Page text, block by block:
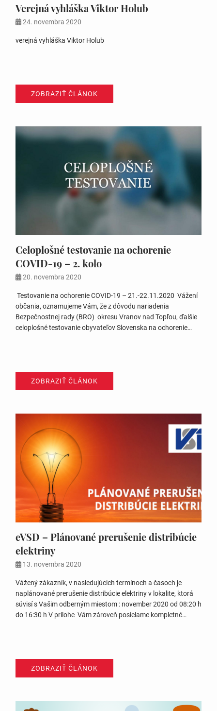
Verejná vyhláška Viktor Holub
24. novembra 2020
verejná vyhláška Viktor Holub
ZOBRAZIŤ ČLÁNOK
Celoplošné testovanie na ochorenie
COVID-19 – 2. kolo
20. novembra 2020
Testovanie na ochorenie COVID-19 – 21.-22.11.2020 Vážení
občania, oznamujeme Vám, že z dôvodu nariadenia
Bezpečnostnej rady (BRO) okresu Vranov nad Topľou, ďalšie
celoplošné testovanie obyvateľov Slovenska na ochorenie
ZOBRAZIŤ ČLÁNOK
eVSD – Plánované prerušenie distribúcie
elektriny
13. novembra 2020
Vážený zákazník, v nasledujúcich termínoch a časoch je
naplánované prerušenie distribúcie elektriny v lokalite, ktorá
súvisí s Vašim odberným miestom : november 2020 od 08:20 h
do 16:30 h V prílohe Vám zároveň posielame kompletné
ZOBRAZIŤ ČLÁNOK